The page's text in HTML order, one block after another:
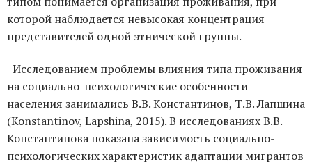
которой наблюдается невысокая концентрация
представителей одной этнической группы.
Исследованием проблемы влияния типа проживания
на социально-психологические особенности
населения занимались В.В. Константинов, Т.В. Лапшина
(Konstantinov, Lapshina, 2015). В исследованиях В.В.
Константинова показана зависимость социально-
психологических характеристик адаптации мигрантов